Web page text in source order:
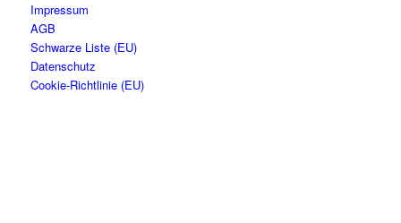
Impressum
AGB
Schwarze Liste (EU)
Datenschutz
Cookie-Richtlinie (EU)